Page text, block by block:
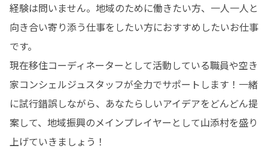
経験は問いません。地域のために働きたい方、一人一人と
向き合い寄り添う仕事をしたい方におすすめしたいお仕事
です。
現在移住コーディネーターとして活動している職員や空き
家コンシェルジュスタッフが全力でサポートします！一緒
に試行錯誤しながら、あなたらしいアイデアをどんどん提
案して、地域振興のメインプレイヤーとして山添村を盛り
上げていきましょう！